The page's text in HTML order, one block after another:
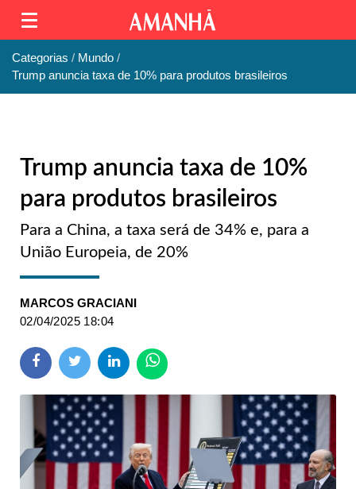
Categorias
Mundo
Trump anuncia taxa de 10% para produtos brasileiros
Trump anuncia taxa de 10%
para produtos brasileiros
Para a China, a taxa será de 34% e, para a
União Europeia, de 20%
MARCOS GRACIANI
02/04/2025 18:04